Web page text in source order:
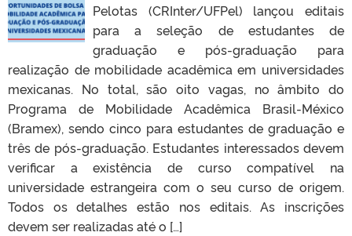
Pelotas (CRInter/UFPel) lançou editais
para a seleção de estudantes de
graduação e pós-graduação para
realização de mobilidade acadêmica em universidades
mexicanas. No total, são oito vagas, no âmbito do
Programa de Mobilidade Acadêmica Brasil-México
(Bramex), sendo cinco para estudantes de graduação e
três de pós-graduação. Estudantes interessados devem
verificar a existência de curso compatível na
universidade estrangeira com o seu curso de origem.
Todos os detalhes estão nos editais. As inscrições
devem ser realizadas até o […]